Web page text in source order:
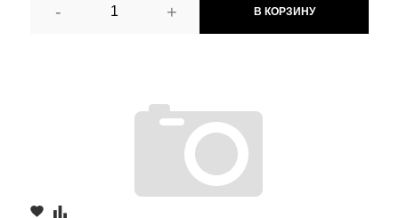
- + В КОРЗИНУ